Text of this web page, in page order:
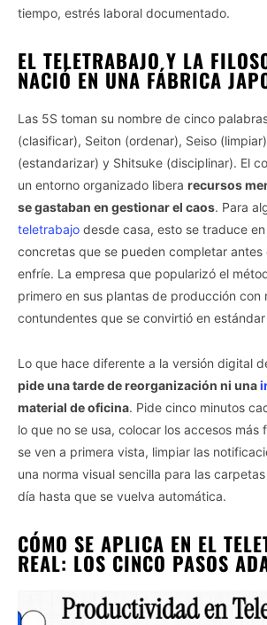
tiempo, estrés laboral documentado.
EL TELETRABAJO Y LA
NACIÓ EN UNA FÁBRICA
Las 5S toman su nombre de cinco
(clasificar), Seiton (ordenar), Seiso
(estandarizar) y Shitsuke (disciplinar). El
un entorno organizado libera recursos
se gastaban en gestionar el caos. Para
teletrabajo desde casa, esto se traduce
concretas que se pueden completar
enfríe. La empresa que popularizó el
primero en sus plantas de producción con
contundentes que se convirtió en
Lo que hace diferente a la versión digital
pide una tarde de reorganización ni una
material de oficina. Pide cinco minutos
lo que no se usa, colocar los accesos más
se ven a primera vista, limpiar las
una norma visual sencilla para las
día hasta que se vuelva automática.
CÓMO SE APLICA EN EL
REAL: LOS CINCO PASOS